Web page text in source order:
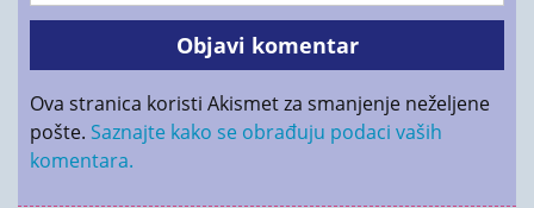
Ova stranica koristi Akismet za smanjenje neželjene
pošte. Saznajte kako se obrađuju podaci vaših
komentara.